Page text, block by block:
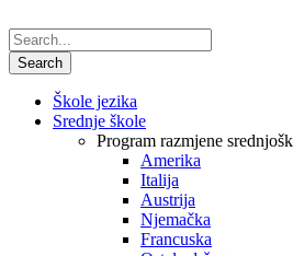
Škole jezika
Srednje škole
Program razmjene
Amerika
Italija
Austrija
Njemačka
Francuska